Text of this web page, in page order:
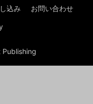
込み お問い合わせ